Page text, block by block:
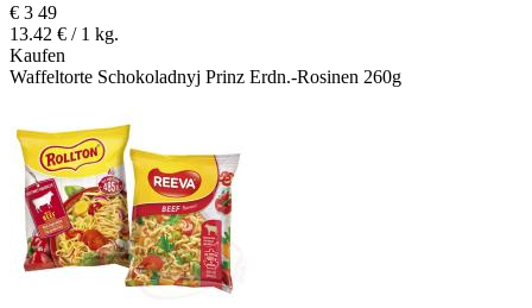
€ 3 49
13.42 € / 1 kg.
Kaufen
Waffeltorte Schokoladnyj Prinz Erdn.-Rosinen 260g